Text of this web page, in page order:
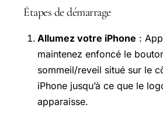
Étapes de démarrage
Allumez votre iPhone :
maintenez enfoncé le
sommeil/reveil situé sur le
iPhone jusqu’à ce que le
apparaisse.